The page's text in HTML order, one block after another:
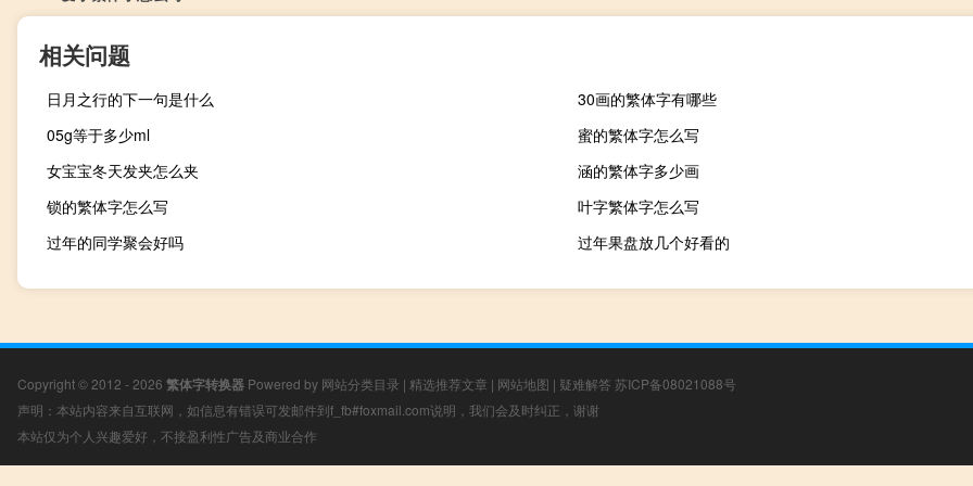
相关问题
日月之行的下一句是什么
30画的繁体字有哪些
05g等于多少ml
蜜的繁体字怎么写
女宝宝冬天发夹怎么夹
涵的繁体字多少画
锁的繁体字怎么写
叶字繁体字怎么写
过年的同学聚会好吗
过年果盘放几个好看的
Copyright © 2012 - 2026 繁体字转换器 Powered by 网站分类目录 | 精选推荐文章 | 网站地图 | 疑难解答 苏ICP备08021088号
声明：本站内容来自互联网，如信息有错误可发邮件到f_fb#foxmail.com说明，我们会及时纠正，谢谢
本站仅为个人兴趣爱好，不接盈利性广告及商业合作